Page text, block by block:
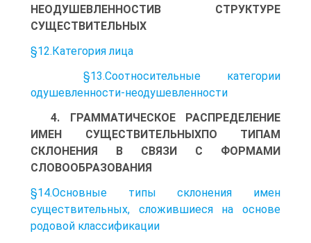
НЕОДУШЕВЛЕННОСТИВ СТРУКТУРЕ
СУЩЕСТВИТЕЛЬНЫХ
§12.Категория лица
§13.Соотносительные категории
одушевленности-неодушевленности
4. ГРАММАТИЧЕСКОЕ РАСПРЕДЕЛЕНИЕ
ИМЕН СУЩЕСТВИТЕЛЬНЫХПО ТИПАМ
СКЛОНЕНИЯ В СВЯЗИ С ФОРМАМИ
СЛОВООБРАЗОВАНИЯ
§14.Основные типы склонения имен
существительных, сложившиеся на основе
родовой классификации